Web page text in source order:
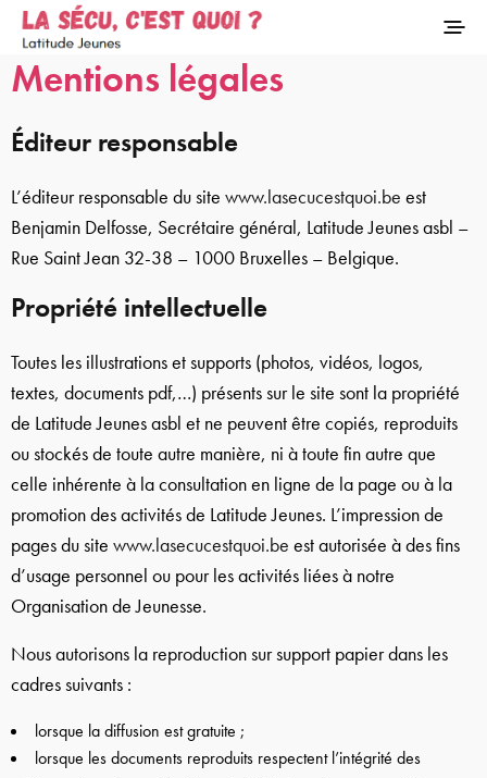
Mentions légales
Éditeur responsable
L’éditeur responsable du site www.lasecucestquoi.be est
Benjamin Delfosse, Secrétaire général, Latitude Jeunes asbl –
Rue Saint Jean 32-38 – 1000 Bruxelles – Belgique.
Propriété intellectuelle
Toutes les illustrations et supports (photos, vidéos, logos,
textes, documents pdf,…) présents sur le site sont la propriété
de Latitude Jeunes asbl et ne peuvent être copiés, reproduits
ou stockés de toute autre manière, ni à toute fin autre que
celle inhérente à la consultation en ligne de la page ou à la
promotion des activités de Latitude Jeunes. L’impression de
pages du site www.lasecucestquoi.be est autorisée à des fins
d’usage personnel ou pour les activités liées à notre
Organisation de Jeunesse.
Nous autorisons la reproduction sur support papier dans les
cadres suivants :
lorsque la diffusion est gratuite ;
lorsque les documents reproduits respectent l’intégrité des